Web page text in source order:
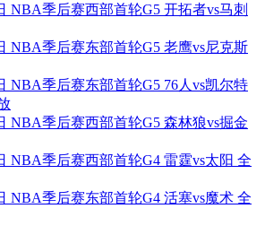
NBA季后赛西部首轮G5 开拓者vs马刺
NBA季后赛东部首轮G5 老鹰vs尼克斯
NBA季后赛东部首轮G5 76人vs凯尔特
NBA季后赛西部首轮G5 森林狼vs掘金
NBA季后赛西部首轮G4 雷霆vs太阳 全
NBA季后赛东部首轮G4 活塞vs魔术 全